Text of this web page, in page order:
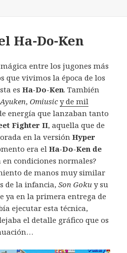
Ha-Do-Ken
entre los jugones más
que vivimos la época de los
esHa-Do-Ken. También
Ayuken,Omiusic y de mil
energía que lanzaban tanto
Fighter II, aquella que de
en la versiónHyper
era elHa-Do-Ken de
en condiciones normales?
de manos muy similar
de la infancia,Son Goku y su
ya en la primera entrega de
ejecutar esta técnica,
el detalle gráfico que os